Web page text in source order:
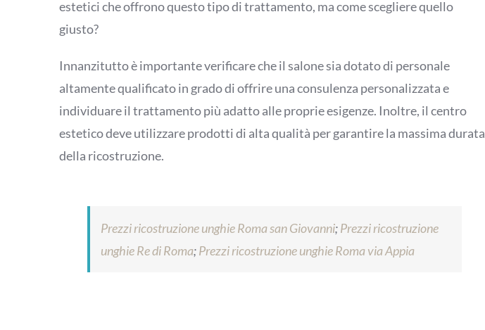
estetici che offrono questo tipo di trattamento, ma come scegliere quello
giusto?
Innanzitutto è importante verificare che il salone sia dotato di personale
altamente qualificato in grado di offrire una consulenza personalizzata e
individuare il trattamento più adatto alle proprie esigenze. Inoltre, il centro
estetico deve utilizzare prodotti di alta qualità per garantire la massima durata
della ricostruzione.
Prezzi ricostruzione unghie Roma san Giovanni;Prezzi ricostruzione
unghie Re di Roma;Prezzi ricostruzione unghie Roma via Appia